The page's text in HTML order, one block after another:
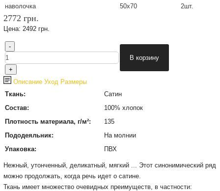
наволочка
50х70 2шт.
2772 грн.
Цена: 2492 грн.
Описание Уход Размеры
Ткань:
Сатин
Состав:
100% хлопок
Плотность материала, г/м²:
135
Пододеяльник:
На молнии
Упаковка:
ПВХ
Нежный, утонченный, деликатный, мягкий ... Этот синонимический ряд
можно продолжать, когда речь идет о сатине.
Ткань имеет множество очевидных преимуществ, в частности: